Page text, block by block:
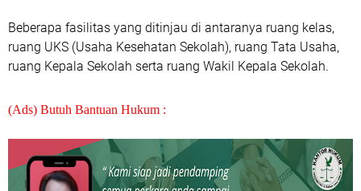
Beberapa fasilitas yang ditinjau di antaranya ruang kelas,
ruang UKS (Usaha Kesehatan Sekolah), ruang Tata Usaha,
ruang Kepala Sekolah serta ruang Wakil Kepala Sekolah.
(Ads) Butuh Bantuan Hukum :